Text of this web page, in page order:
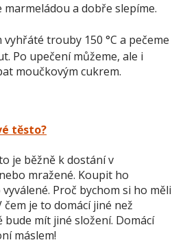
marmeládou a dobře slepíme.
vyhřáté trouby 150 °C a pečeme
Po upečení můžeme, ale i
moučkovým cukrem.
těsto?
je běžně k dostání v
mražené. Koupit ho
Proč bychom si ho měli
je to domácí jiné než
bude mít jiné složení. Domácí
máslem!